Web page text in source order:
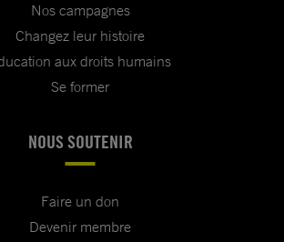
Nos campagnes
Changez leur histoire
aux droits humains
Se former
NOUS SOUTENIR
Faire un don
Devenir membre